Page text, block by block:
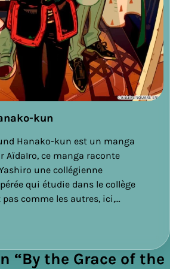
kun
Hanako-kun est un manga
AïdaIro, ce manga raconte
une collégienne
qui étudie dans le collège
pas comme les autres, ici,…
“By the Grace of the